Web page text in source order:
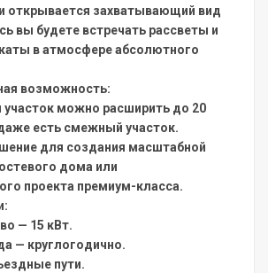
открывается захватывающий вид
вы будете встречать рассветы и
в атмосфере абсолютного
возможность:
можно расширить до 20
есть смежный участок.
для создания масштабной
дома или
проекта премиум-класса.
— 15 кВт.
— круглогодично.
пути.